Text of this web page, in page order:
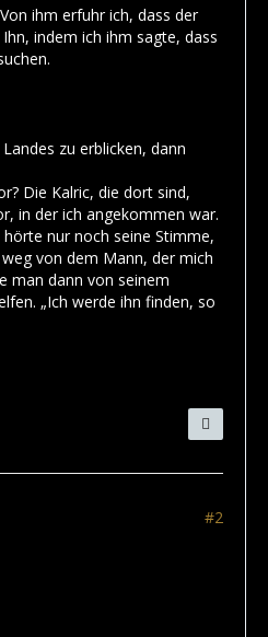
ihm erfuhr ich, dass der
indem ich ihm sagte, dass
zu erblicken, dann
Die Kalric, die dort sind,
in der ich angekommen war.
nur noch seine Stimme,
von dem Mann, der mich
man dann von seinem
„Ich werde ihn finden, so
#2